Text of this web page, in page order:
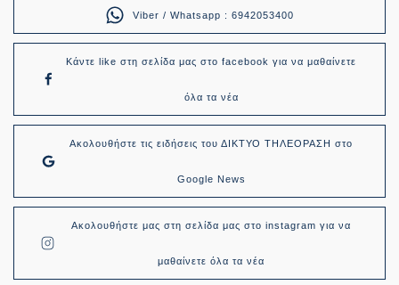
Viber / Whatsapp : 6942053400
Κάντε like στη σελίδα μας στο facebook για να μαθαίνετε
όλα τα νέα
Ακολουθήστε τις ειδήσεις του ΔΙΚΤΥΟ ΤΗΛΕΟΡΑΣΗ στο
Google News
Ακολουθήστε μας στη σελίδα μας στο instagram για να
μαθαίνετε όλα τα νέα